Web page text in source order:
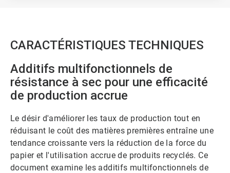
CARACTÉRISTIQUES TECHNIQUES
Additifs multifonctionnels de
résistance à sec pour une efficacité
de production accrue
Le désir d'améliorer les taux de production tout en
réduisant le coût des matières premières entraîne une
tendance croissante vers la réduction de la force du
papier et l'utilisation accrue de produits recyclés. Ce
document examine les additifs multifonctionnels de